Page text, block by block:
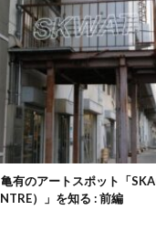
有のアートスポット「
）」を知る : 前編